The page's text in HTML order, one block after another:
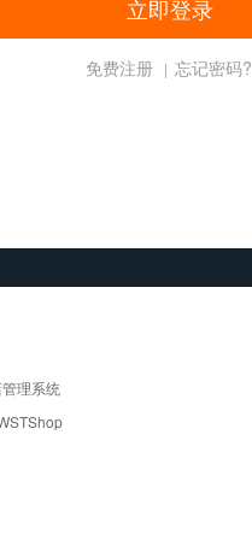
立即登录
免费注册 | 忘记密码?
理系统